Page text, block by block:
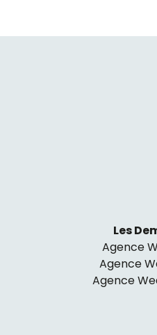
Les
Agence
Agence
Agence